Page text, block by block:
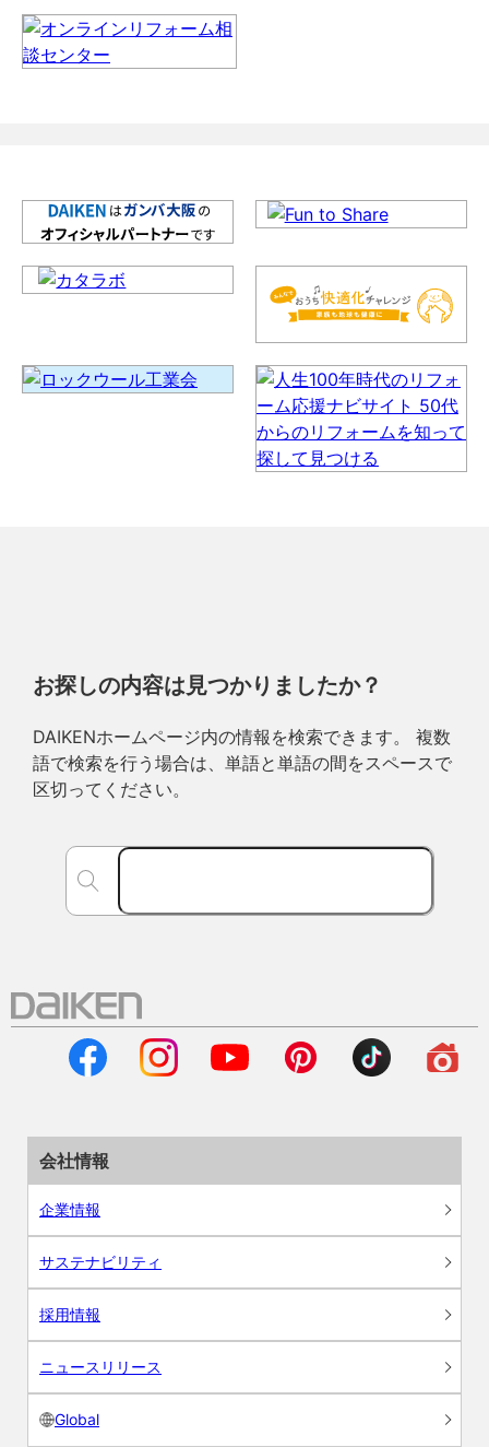
お探しの内容は見つかりましたか？
DAIKENホームページ内の情報を検索できます。 複数
語で検索を行う場合は、単語と単語の間をスペースで
区切ってください。
会社情報
企業情報
サステナビリティ
採用情報
ニュースリリース
Global